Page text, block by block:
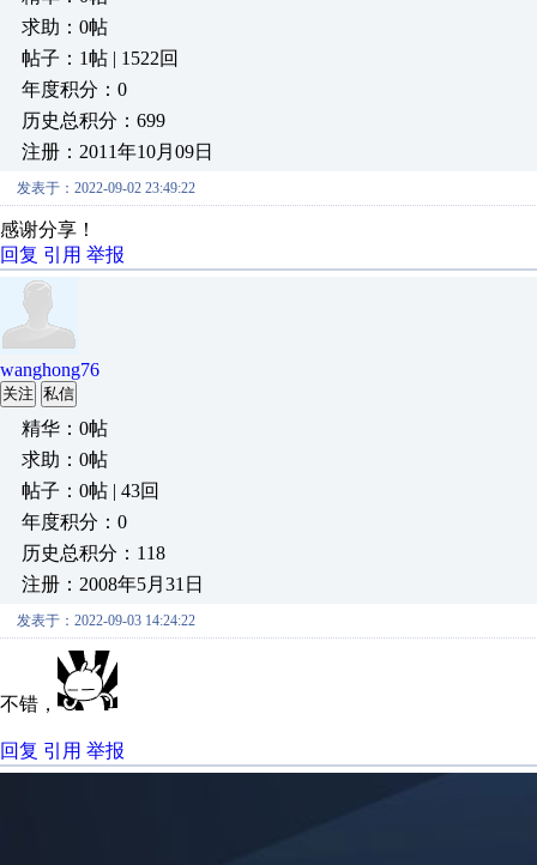
求助：0帖
帖子：1帖 | 1522回
年度积分：0
历史总积分：699
注册：2011年10月09日
发表于：2022-09-02 23:49:22
感谢分享！
回复 引用 举报
wanghong76
关注 私信
精华：0帖
求助：0帖
帖子：0帖 | 43回
年度积分：0
历史总积分：118
注册：2008年5月31日
发表于：2022-09-03 14:24:22
不错，
回复 引用 举报